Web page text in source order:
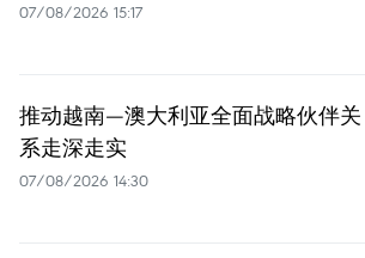
07/08/2026 15:17
推动越南—澳大利亚全面战略伙伴关
系走深走实
07/08/2026 14:30